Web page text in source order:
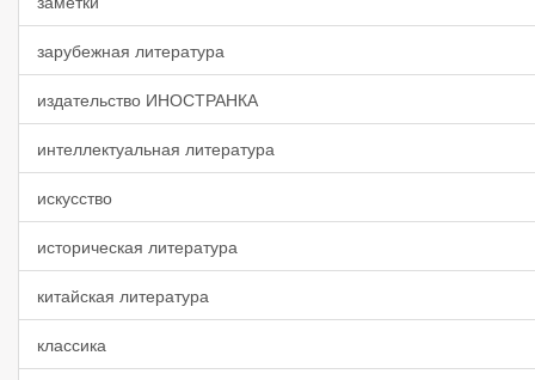
зарубежная литература
издательство ИНОСТРАНКА
интеллектуальная литература
искусство
историческая литература
китайская литература
классика